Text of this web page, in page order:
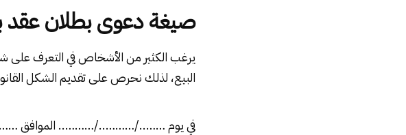
صيغة دعوى بطلان عقد
يرغب الكثير من الأشخاص في التعرف على
البيع، لذلك نحرص على تقديم الشكل
في يوم ……../………../……….. الموافق